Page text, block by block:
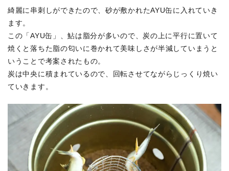
綺麗に串刺しができたので、砂が敷かれたAYU缶に入れていき
ます。
この「AYU缶」、鮎は脂分が多いので、炭の上に平行に置いて
焼くと落ちた脂の匂いに巻かれて美味しさが半減していまうと
いうことで考案されたもの。
炭は中央に積まれているので、回転させてながらじっくり焼い
ていきます。